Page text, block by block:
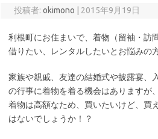
投稿者: okimono 2015年9月19日
利根町にお住まいで、着物（留袖・訪
借りたい、レンタルしたいとお悩みの方
家族や親戚、友達の結婚式や披露宴、
の行事に着物を着る機会はありますが、
着物は高額なため、買いたいけど、買
はないでしょうか！？